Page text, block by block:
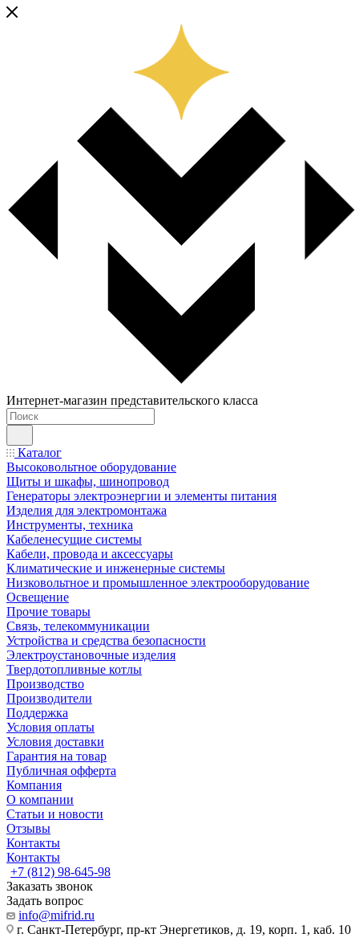
Интернет-магазин представительского класса
Каталог
Высоковольтное оборудование
Щиты и шкафы, шинопровод
Генераторы электроэнергии и элементы питания
Изделия для электромонтажа
Инструменты, техника
Кабеленесущие системы
Кабели, провода и аксессуары
Климатические и инженерные системы
Низковольтное и промышленное электрооборудование
Освещение
Прочие товары
Связь, телекоммуникации
Устройства и средства безопасности
Электроустановочные изделия
Твердотопливные котлы
Производство
Производители
Поддержка
Условия оплаты
Условия доставки
Гарантия на товар
Публичная офферта
Компания
О компании
Статьи и новости
Отзывы
Контакты
Контакты
+7 (812) 98-645-98
Заказать звонок
Задать вопрос
info@mifrid.ru
г. Санкт-Петербург, пр-кт Энергетиков, д. 19, корп. 1, каб. 10